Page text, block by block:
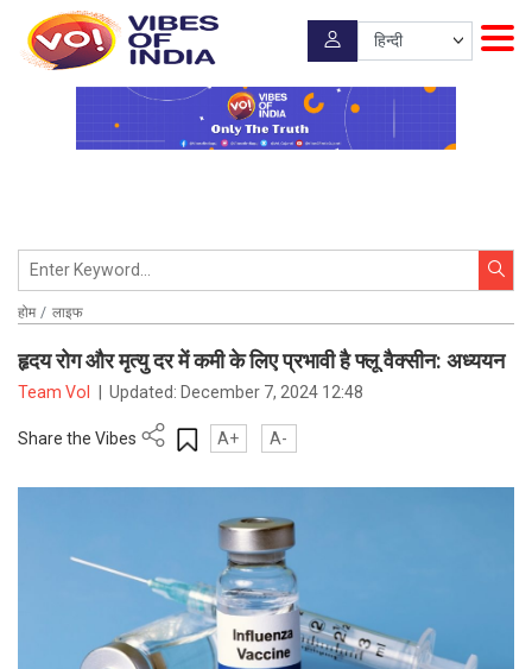
होम लाइफ
हृदय रोग और मृत्यु दर में कमी के लिए प्रभावी है फ्लू वैक्सीन: अध्ययन
Team VoI Updated: December 7, 2024 12:48
Share the Vibes A+ A-